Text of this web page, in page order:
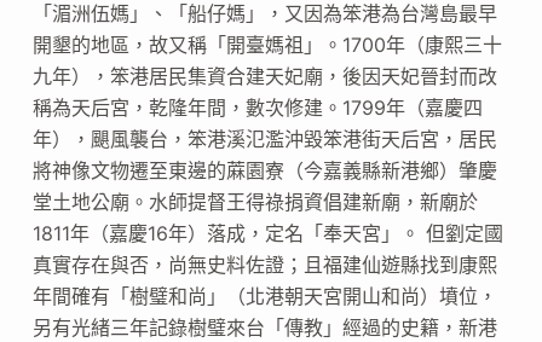
「湄洲伍媽」、「船仔媽」，又因為笨港為台灣島最早
開墾的地區，故又稱「開臺媽祖」。1700年（康熙三十
九年），笨港居民集資合建天妃廟，後因天妃晉封而改
稱為天后宮，乾隆年間，數次修建。1799年（嘉慶四
年），颶風襲台，笨港溪氾濫沖毀笨港街天后宮，居民
將神像文物遷至東邊的蔴園寮（今嘉義縣新港鄉）肇慶
堂土地公廟。水師提督王得祿捐資倡建新廟，新廟於
1811年（嘉慶16年）落成，定名「奉天宮」。 但劉定國
真實存在與否，尚無史料佐證；且福建仙遊縣找到康熙
年間確有「樹璧和尚」（北港朝天宮開山和尚）墳位，
另有光緒三年記錄樹璧來台「傳教」經過的史籍，新港